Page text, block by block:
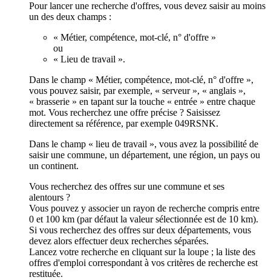
Pour lancer une recherche d'offres, vous devez saisir au moins
un des deux champs :
« Métier, compétence, mot-clé, n° d'offre »
ou
« Lieu de travail ».
Dans le champ « Métier, compétence, mot-clé, n° d'offre »,
vous pouvez saisir, par exemple, « serveur », « anglais »,
« brasserie » en tapant sur la touche « entrée » entre chaque
mot. Vous recherchez une offre précise ? Saisissez
directement sa référence, par exemple 049RSNK.
Dans le champ « lieu de travail », vous avez la possibilité de
saisir une commune, un département, une région, un pays ou
un continent.
Vous recherchez des offres sur une commune et ses
alentours ?
Vous pouvez y associer un rayon de recherche compris entre
0 et 100 km (par défaut la valeur sélectionnée est de 10 km).
Si vous recherchez des offres sur deux départements, vous
devez alors effectuer deux recherches séparées.
Lancez votre recherche en cliquant sur la loupe ; la liste des
offres d'emploi correspondant à vos critères de recherche est
restituée.